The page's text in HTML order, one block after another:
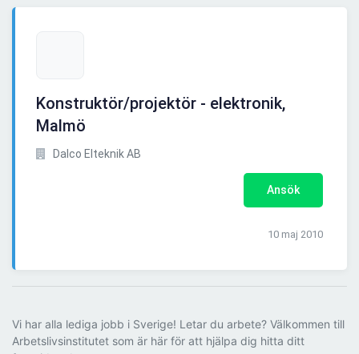
Konstruktör/projektör - elektronik,
Malmö
Dalco Elteknik AB
Ansök
10 maj 2010
Vi har alla lediga jobb i Sverige! Letar du arbete? Välkommen till
Arbetslivsinstitutet som är här för att hjälpa dig hitta ditt